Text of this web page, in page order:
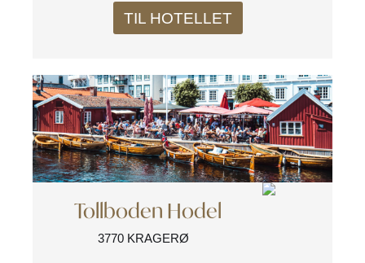
TIL HOTELLET
Tollboden Hodel
3770 KRAGERØ